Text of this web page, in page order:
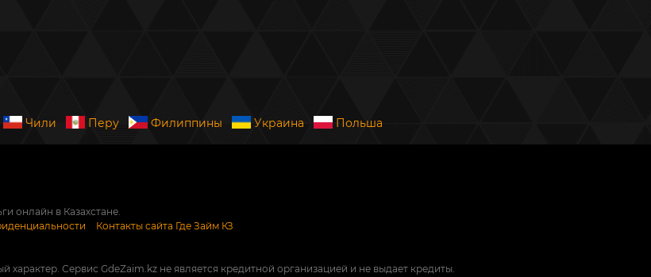
Чили Перу Филиппины Украина Польша
онлайн в Казахстане.
Контакты сайта Где Займ КЗ
Сервис GdeZaim.kz не является кредитной организацией и не выдает кредиты.